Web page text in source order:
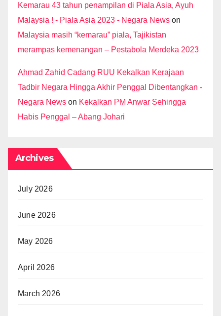
Kemarau 43 tahun penampilan di Piala Asia, Ayuh
Malaysia ! - Piala Asia 2023 - Negara News on
Malaysia masih “kemarau” piala, Tajikistan
merampas kemenangan – Pestabola Merdeka 2023
Ahmad Zahid Cadang RUU Kekalkan Kerajaan
Tadbir Negara Hingga Akhir Penggal Dibentangkan -
Negara News on Kekalkan PM Anwar Sehingga
Habis Penggal – Abang Johari
Archives
July 2026
June 2026
May 2026
April 2026
March 2026